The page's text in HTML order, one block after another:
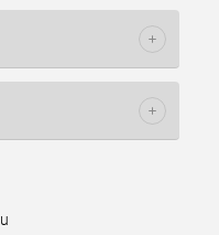
увлажнение
и механические
восстановления
самое главное для
Plasm и